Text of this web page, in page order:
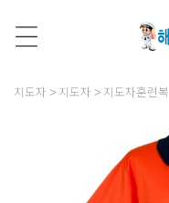
지도자 지도자 지도자훈련복